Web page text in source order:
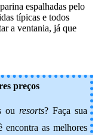
espalhadas pelo
típicas e todos
a ventania, já que
preços
ou resorts? Faça sua
encontra as melhores